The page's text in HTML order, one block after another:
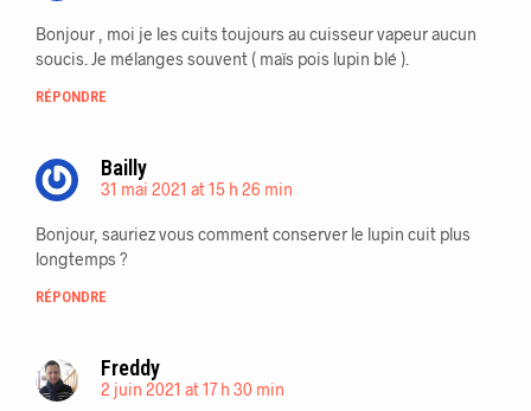
Bonjour , moi je les cuits toujours au cuisseur vapeur aucun
soucis. Je mélanges souvent ( maïs pois lupin blé ).
RÉPONDRE
Bailly
31 mai 2021 at 15 h 26 min
Bonjour, sauriez vous comment conserver le lupin cuit plus
longtemps ?
RÉPONDRE
Freddy
2 juin 2021 at 17 h 30 min